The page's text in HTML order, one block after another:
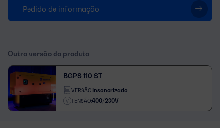
Pedido de informação
Outra versão do produto
BGPS 110 ST
VERSÃO:Insonorizado
TENSÃO:400/230V